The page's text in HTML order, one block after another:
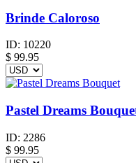
Brinde Caloroso
ID: 10220
$ 99.95
Pastel Dreams
ID: 2286
$ 99.95